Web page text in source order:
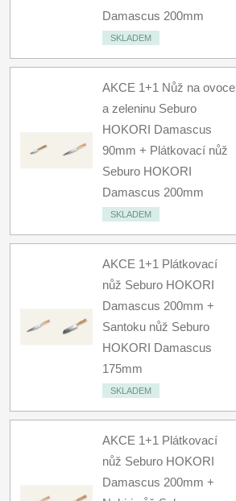
Damascus 200mm
SKLADEM
AKCE 1+1 Nůž na ovoce
a zeleninu Seburo
HOKORI Damascus
90mm + Plátkovací nůž
Seburo HOKORI
Damascus 200mm
SKLADEM
AKCE 1+1 Plátkovací
nůž Seburo HOKORI
Damascus 200mm +
Santoku nůž Seburo
HOKORI Damascus
175mm
SKLADEM
AKCE 1+1 Plátkovací
nůž Seburo HOKORI
Damascus 200mm +